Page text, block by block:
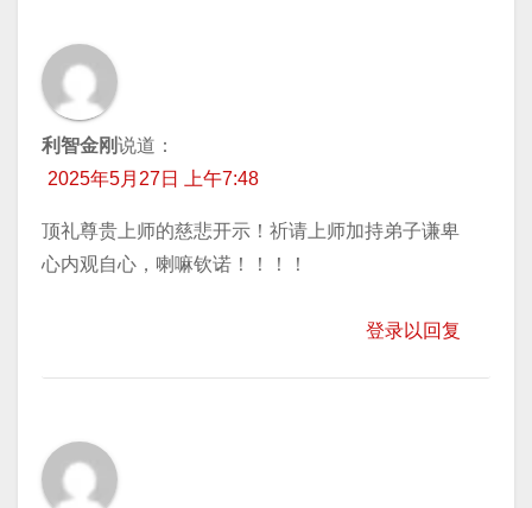
利智金刚说道：
2025年5月27日 上午7:48
顶礼尊贵上师的慈悲开示！祈请上师加持弟子谦卑
心内观自心，喇嘛钦诺！！！！
登录以回复